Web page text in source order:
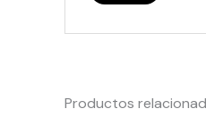
Productos